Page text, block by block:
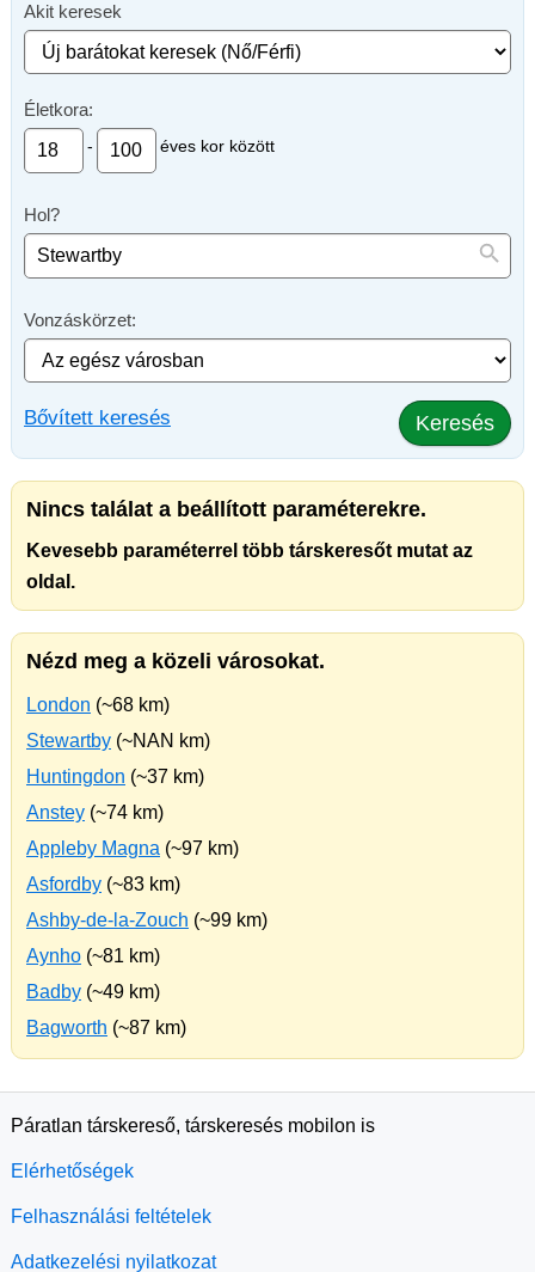
Akit keresek
Életkora:
- éves kor között
Hol?
Vonzáskörzet:
Bővített keresés Keresés
Nincs találat a beállított paraméterekre.
Kevesebb paraméterrel több társkeresőt mutat az
oldal.
Nézd meg a közeli városokat.
London (~68 km)
Stewartby (~NAN km)
Huntingdon (~37 km)
Anstey (~74 km)
Appleby Magna (~97 km)
Asfordby (~83 km)
Ashby-de-la-Zouch (~99 km)
Aynho (~81 km)
Badby (~49 km)
Bagworth (~87 km)
Páratlan társkereső, társkeresés mobilon is
Elérhetőségek
Felhasználási feltételek
Adatkezelési nyilatkozat